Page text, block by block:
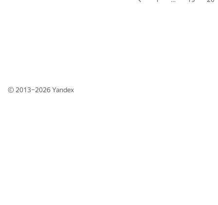
© 2013–2026Yandex